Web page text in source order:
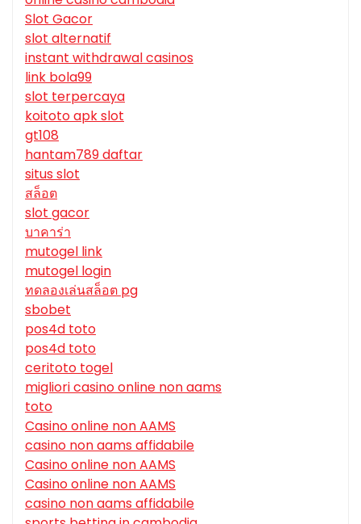
Slot Gacor
slot alternatif
instant withdrawal casinos
link bola99
slot terpercaya
koitoto apk slot
gt108
hantam789 daftar
situs slot
สล็อต
slot gacor
บาคาร่า
mutogel link
mutogel login
ทดลองเล่นสล็อต pg
sbobet
pos4d toto
pos4d toto
ceritoto togel
migliori casino online non aams
toto
Casino online non AAMS
casino non aams affidabile
Casino online non AAMS
Casino online non AAMS
casino non aams affidabile